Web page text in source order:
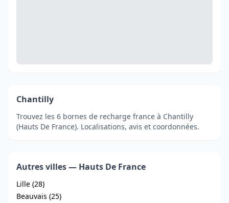
Chantilly
Trouvez les 6 bornes de recharge france à Chantilly
(Hauts De France). Localisations, avis et coordonnées.
Autres villes — Hauts De France
Lille (28)
Beauvais (25)